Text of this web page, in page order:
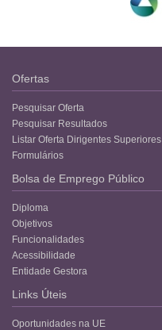
Ofertas
Pesquisar Oferta
Pesquisar Resultados
Listar Oferta Dirigentes Superiores
Formulários
Bolsa de Emprego Público
Diploma
Objetivos
Funcionalidades
Acessibilidade
Entidade Gestora
Links Úteis
Oportunidades na UE